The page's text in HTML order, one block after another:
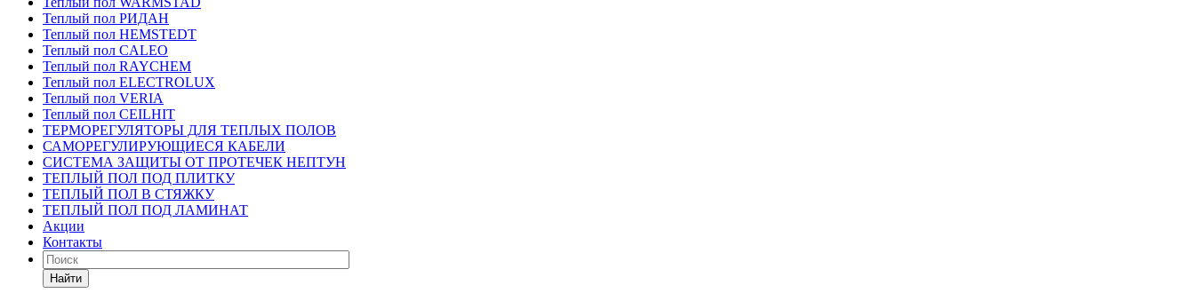
Теплый пол РИДАН
Теплый пол HEMSTEDT
Теплый пол CALEO
Теплый пол RAYCHEM
Теплый пол ELECTROLUX
Теплый пол VERIA
Теплый пол CEILHIT
ТЕРМОРЕГУЛЯТОРЫ ДЛЯ ТЕПЛЫХ ПОЛОВ
САМОРЕГУЛИРУЮЩИЕСЯ КАБЕЛИ
СИСТЕМА ЗАЩИТЫ ОТ ПРОТЕЧЕК НЕПТУН
ТЕПЛЫЙ ПОЛ ПОД ПЛИТКУ
ТЕПЛЫЙ ПОЛ В СТЯЖКУ
ТЕПЛЫЙ ПОЛ ПОД ЛАМИНАТ
Акции
Контакты
Найти